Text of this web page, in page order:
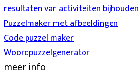
resultaten van activiteiten bijhouden
Puzzelmaker met afbeeldingen
Code puzzel maker
Woordpuzzelgenerator
meer info